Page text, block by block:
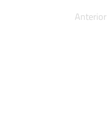
Anterior